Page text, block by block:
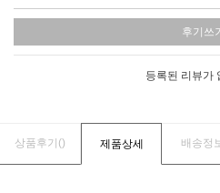
후기쓰기
등록된 리뷰가
상품후기() 제품상세 배송정